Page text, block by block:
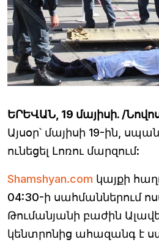
ԵՐԵՎԱՆ, 19 մայիսի. /
Այսօր՝ մայիսի 19-ին,
ունեցել Լոռու մարզում:
Shamshyan.com կայքի
04:30-ի սահմաններում
Թումանյանի բաժին
կենտրոնից ահազանգ է